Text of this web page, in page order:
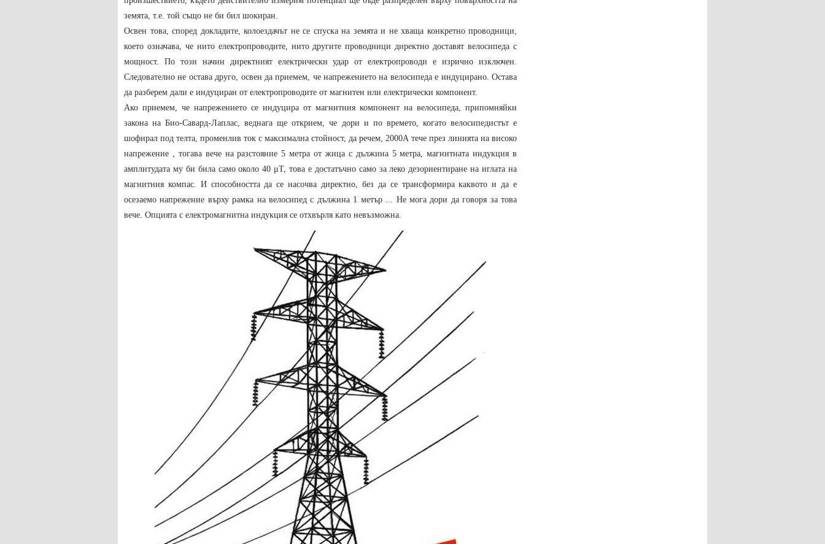
земята, т.е. той също не би бил шокиран.
Освен това, според докладите, колоездачът не се спуска на земята и не хваща конкретно проводници,
което означава, че нито електропроводите, нито другите проводници директно доставят велосипеда с
мощност. По този начин директният електрически удар от електропроводи е изрично изключен.
Следователно не остава друго, освен да приемем, че напрежението на велосипеда е индуцирано. Остава
да разберем дали е индуциран от електропроводите от магнитен или електрически компонент.
Ако приемем, че напрежението се индуцира от магнитния компонент на велосипеда, припомняйки
закона на Био-Савард-Лаплас, веднага ще открием, че дори и по времето, когато велосипедистът е
шофирал под телта, променлив ток с максимална стойност, да речем, 2000А тече през линията на високо
напрежение , тогава вече на разстояние 5 метра от жица с дължина 5 метра, магнитната индукция в
амплитудата му би била само около 40 μT, това е достатъчно само за леко дезориентиране на иглата на
магнитния компас. И способността да се насочва директно, без да се трансформира каквото и да е
осезаемо напрежение върху рамка на велосипед с дължина 1 метър ... Не мога дори да говоря за това
вече. Опцията с електромагнитна индукция се отхвърля като невъзможна.